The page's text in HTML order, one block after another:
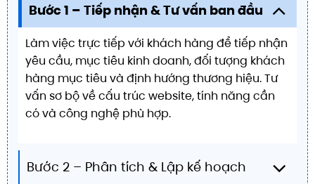
Bước 1 – Tiếp nhận & Tư vấn ban đầu
Làm việc trực tiếp với khách hàng để tiếp nhận
yêu cầu, mục tiêu kinh doanh, đối tượng khách
hàng mục tiêu và định hướng thương hiệu. Tư
vấn sơ bộ về cấu trúc website, tính năng cần
có và công nghệ phù hợp.
Bước 2 – Phân tích & Lập kế hoạch